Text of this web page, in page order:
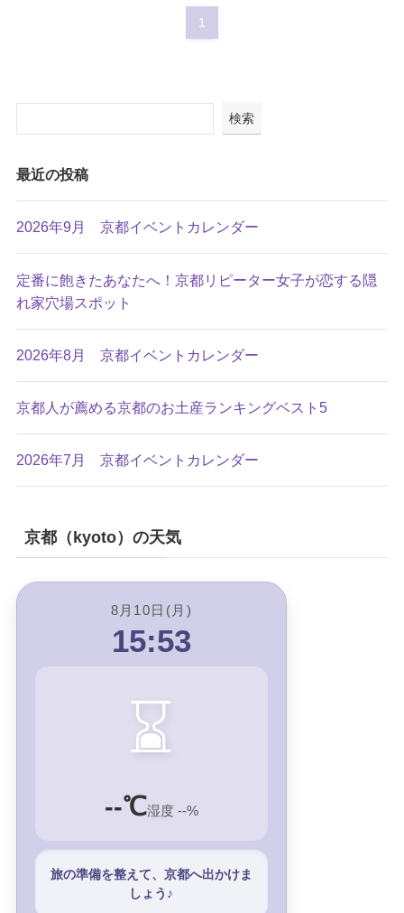
1
検索
最近の投稿
2026年9月 京都イベントカレンダー
定番に飽きたあなたへ！京都リピーター女子が恋する隠
れ家穴場スポット
2026年8月 京都イベントカレンダー
京都人が薦める京都のお土産ランキングベスト5
2026年7月 京都イベントカレンダー
京都（kyoto）の天気
8月10日(月)
15:53
⌛
--℃湿度 --%
旅の準備を整えて、京都へ出かけま
しょう♪